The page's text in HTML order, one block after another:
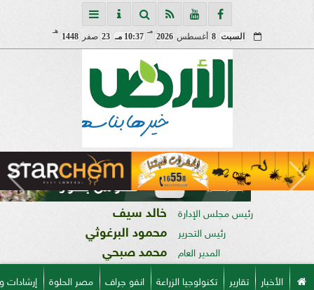
السبت 8 أغسطس 2026
مـ
10:37 مـ 23 صفر 1448
هـ
رئيس مجلس الإدارة خالد سيف
رئيس التحرير محمود البرغوثي
المدير العام محمد صبحي
الأخبار تقارير تكنولوجيا الزراعة انفو جراف مصر الحلوة